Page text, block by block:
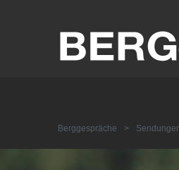
Berggespräche >